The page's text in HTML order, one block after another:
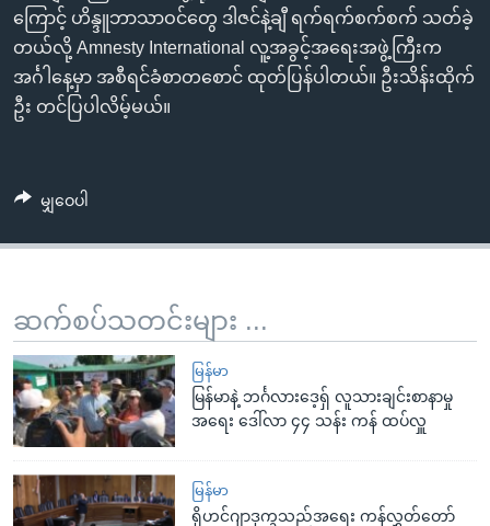
နေရာ
ကျော်
ရန်
ကြောင့် ဟိန္ဒူဘာသာဝင်တွေ ဒါဇင်နဲ့ချီ ရက်ရက်စက်စက် သတ်ခဲ့
တယ်လို့ Amnesty International လူ့အခွင့်အရေးအဖွဲ့ကြီးက
အင်္ဂါနေ့မှာ အစီရင်ခံစာတစောင် ထုတ်ပြန်ပါတယ်။ ဦးသိန်းထိုက်
ဦး တင်ပြပါလိမ့်မယ်။
မျှဝေပါ
ဆက်စပ်သတင်းများ ...
မြန်မာ
မြန်မာနဲ့ ဘင်္ဂလားဒေ့ရှ် လူသားချင်းစာနာမှု
အရေး ဒေါ်လာ ၄၄ သန်း ကန် ထပ်လှူ
မြန်မာ
ရိုဟင်ဂျာဒုက္ခသည်အရေး ကန်လွှတ်တော်